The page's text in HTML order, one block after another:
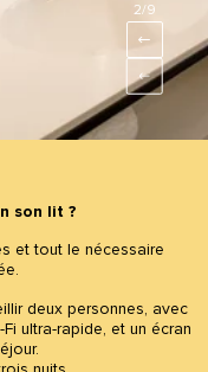
son lit ?
et tout le nécessaire
deux personnes, avec
ultra-rapide, et un écran
2/9